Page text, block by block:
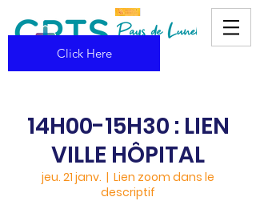
Click Here
14H00-15H30 : LIEN
VILLE HÔPITAL
jeu. 21 janv.
  |
Lien zoom dans le
descriptif